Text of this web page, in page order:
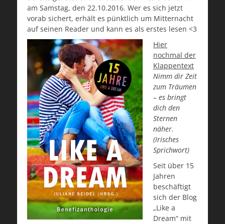
am Samstag, den 22.10.2016. Wer es sich jetzt
vorab sichert, erhält es pünktlich um Mitternacht
auf seinen Reader und kann es als erstes lesen <3
Hier
nochmal der
Klappentext
Nimm dir Zeit
zum Träumen
– es bringt
dich den
Sternen
näher.
(Irisches
Sprichwort)
Seit über 15
Jahren
beschäftigt
sich der Blog
„Like a
Dream“ mit